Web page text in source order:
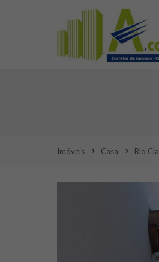
Imóveis Casa Rio